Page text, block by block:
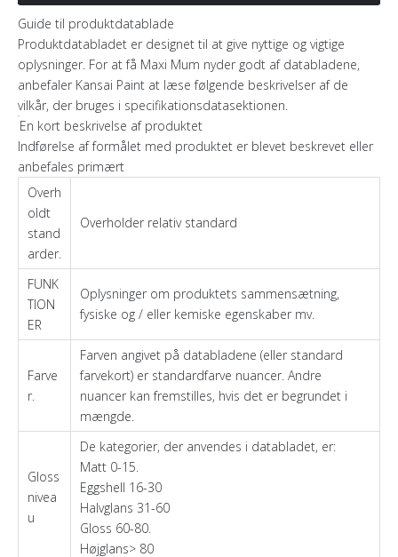
Guide til produktdatablade
Produktdatabladet er designet til at give nyttige og vigtige
oplysninger. For at få Maxi Mum nyder godt af databladene,
anbefaler Kansai Paint at læse følgende beskrivelser af de
vilkår, der bruges i specifikationsdatasektionen.
En kort beskrivelse af produktet
Indførelse af formålet med produktet er blevet beskrevet eller
anbefales primært
Overh
oldt
stand
arder.
Overholder relativ standard
FUNK
TION
ER
Oplysninger om produktets sammensætning,
fysiske og / eller kemiske egenskaber mv.
Farve
r.
Farven angivet på databladene (eller standard
farvekort) er standardfarve nuancer. Andre
nuancer kan fremstilles, hvis det er begrundet i
mængde.
Gloss
nivea
u
De kategorier, der anvendes i databladet, er:
Matt 0-15.
Eggshell 16-30
Halvglans 31-60
Gloss 60-80.
Højglans> 80